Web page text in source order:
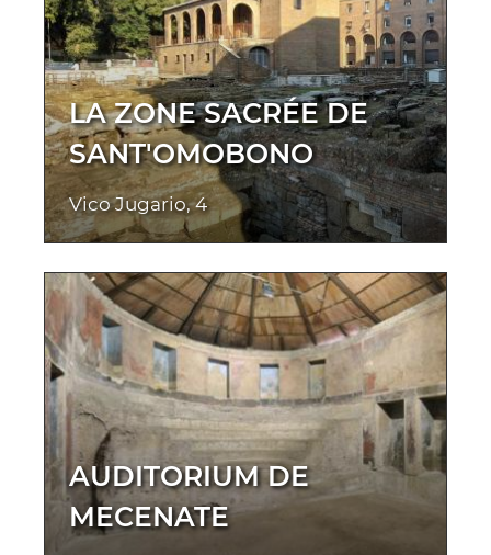
LA ZONE SACRÉE DE
SANT'OMOBONO
Vico Jugario, 4
AUDITORIUM DE
MECENATE